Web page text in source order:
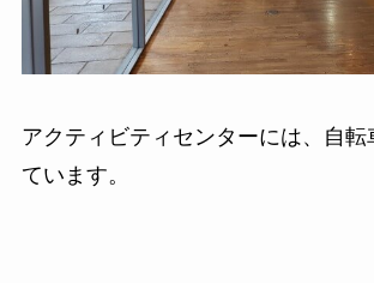
アクティビティセンターには、自転
ています。